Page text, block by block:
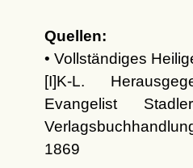
Quellen:
• Vollständiges
[I]K-L.
Evangelist
1869